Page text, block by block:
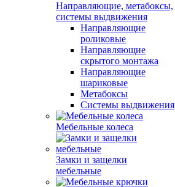
Направляющие, метабоксы,
системы выдвижения
Направляющие
роликовые
Направляющие
скрытого монтажа
Направляющие
шариковые
Метабоксы
Системы выдвижения
Мебельные колеса
Замки и защелки
мебельные